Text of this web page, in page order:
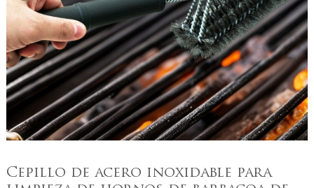
Cepillo de acero inoxidable para